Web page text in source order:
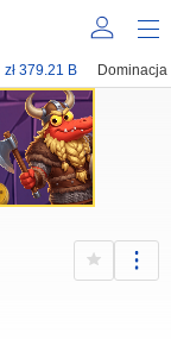
zł 379.21 B Dominacja